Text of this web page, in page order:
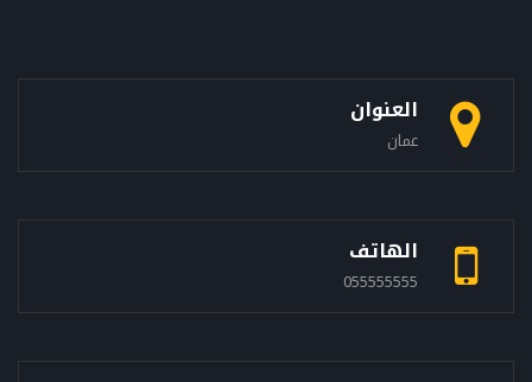
العنوان
عمان
الهاتف
055555555